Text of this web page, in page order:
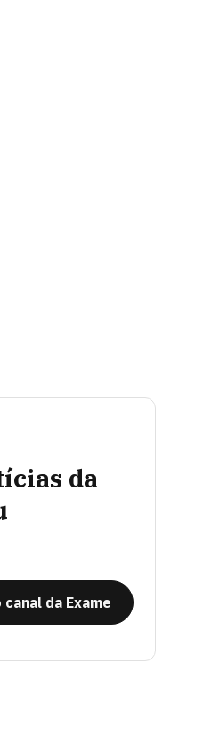
da
canal da Exame